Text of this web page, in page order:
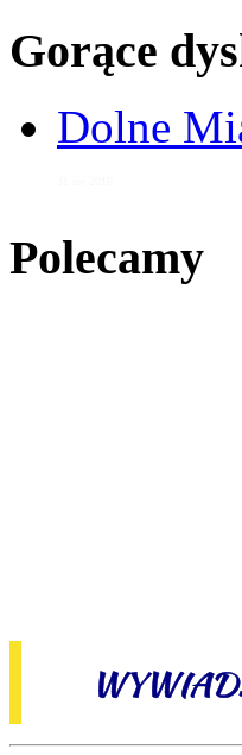
Gorące
Dolne
Polecamy